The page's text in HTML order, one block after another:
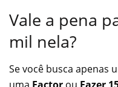
Vale a pena
mil nela?
Se você busca apenas